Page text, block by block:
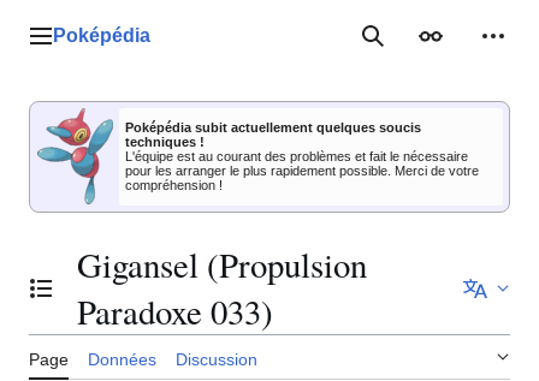
Menu principal
Poképédia RechercherApparence
Poképédia subit actuellement quelques soucis
techniques !
L'équipe est au courant des problèmes et fait le nécessaire
pour les arranger le plus rapidement possible. Merci de votre
compréhension !
Basculer la table des matières
Gigansel (Propulsion
Paradoxe 033)
Page Données Discussion